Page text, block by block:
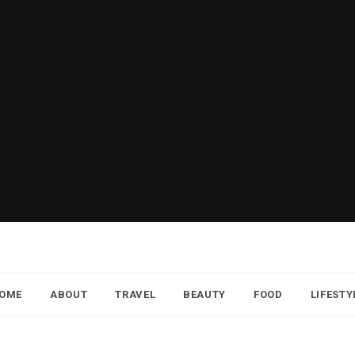
ABOUT TRAVEL BEAUTY FOOD